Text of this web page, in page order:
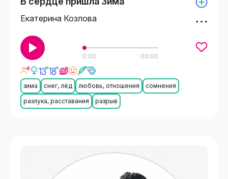
Екатерина Козлова
0:00 00:00
зима снег, лёд любовь, отношения
сомнения
разлука, расставания
разрыв